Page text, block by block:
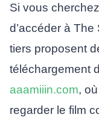
Si vous
d’accéder à
tiers proposent
téléchargement
aaamiiin.com,
regarder le film